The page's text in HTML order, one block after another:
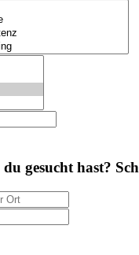
gesucht hast?